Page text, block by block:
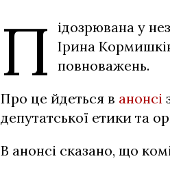
П
ідозрювана у
Ірина
повноважень.
Про це йдеться в анонсі
депутатської етики та
В анонсі сказано, що